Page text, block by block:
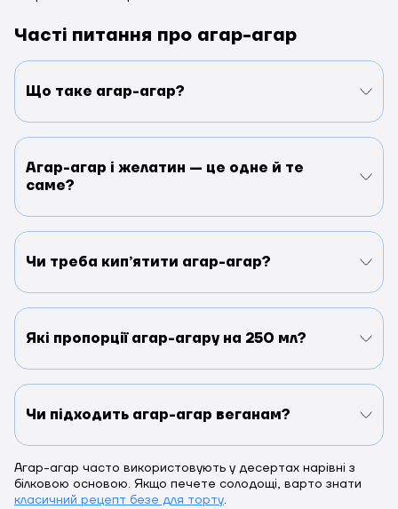
Часті питання про агар-агар
Що таке агар-агар?
Агар-агар і желатин — це одне й те
саме?
Чи треба кипʼятити агар-агар?
Які пропорції агар-агару на 250 мл?
Чи підходить агар-агар веганам?
Агар-агар часто використовують у десертах нарівні з
білковою основою. Якщо печете солодощі, варто знати
класичний рецепт безе для торту.